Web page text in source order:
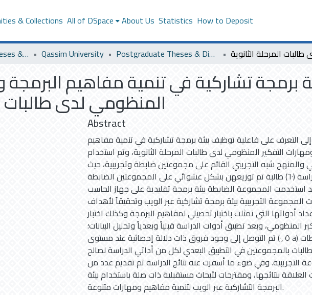
& Collections All of DSpace About Us Statistics How to Deposit
Saudi Universities Theses & Dissertations Qassim University Postgraduate Theses & Dissertations
برمجة تشاركية في تنمية مفاهيم البرمجة
المنظومي لدى طالبات
Abstract
التعرف على فاعلية توظيف بيئة برمجة تشاركية في تنمية مفاهيم
التفكير المنظومي لدى طالبات المرحلة الثانوية، وتم استخدام
والمنهج شبه التجريبي القائم على مجموعتين ضابطة وتجريبية، حيث
بلغت عينة الدراسة (٦٠) طالبة تم توزيعهن بشكل عشوائي على المجموعتين الضابطة
استخدمت المجموعة الضابطة بيئة برمجة تقليدية على جهاز الحاسب
المجموعة التجريبية بيئة برمجة تشاركية عبر الويب وتحقيقاً لأهداف
أدواتها التي تمثلت باختبار تحصيلي لمفاهيم البرمجة وكذلك اختبار
المنظومي، وبعد تطبيق أدوات الدراسة قبلياً وبعدياً وتحليل البيانات؛
تم التوصل إلى وجود فروق ذات دلالة إحصائية عند مستوى (٠,٠٥ a) بين متوسطات
بالمجموعتين في التطبيق البعدي لكل من أداتي الدراسة لصالح
التجريبية. وفي ضوء ما أسفرت عنه نتائج الدراسة تم تقديم عدد من
العلاقة بنتائجها، ومقترحات لأبحاث مستقبلية ذات صلة باستخدام بيئة
البرمجة التشاركية عبر الويب لتنمية مفاهيم ومهارات متنوعة.